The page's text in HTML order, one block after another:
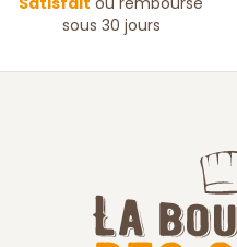
sous 30 jours